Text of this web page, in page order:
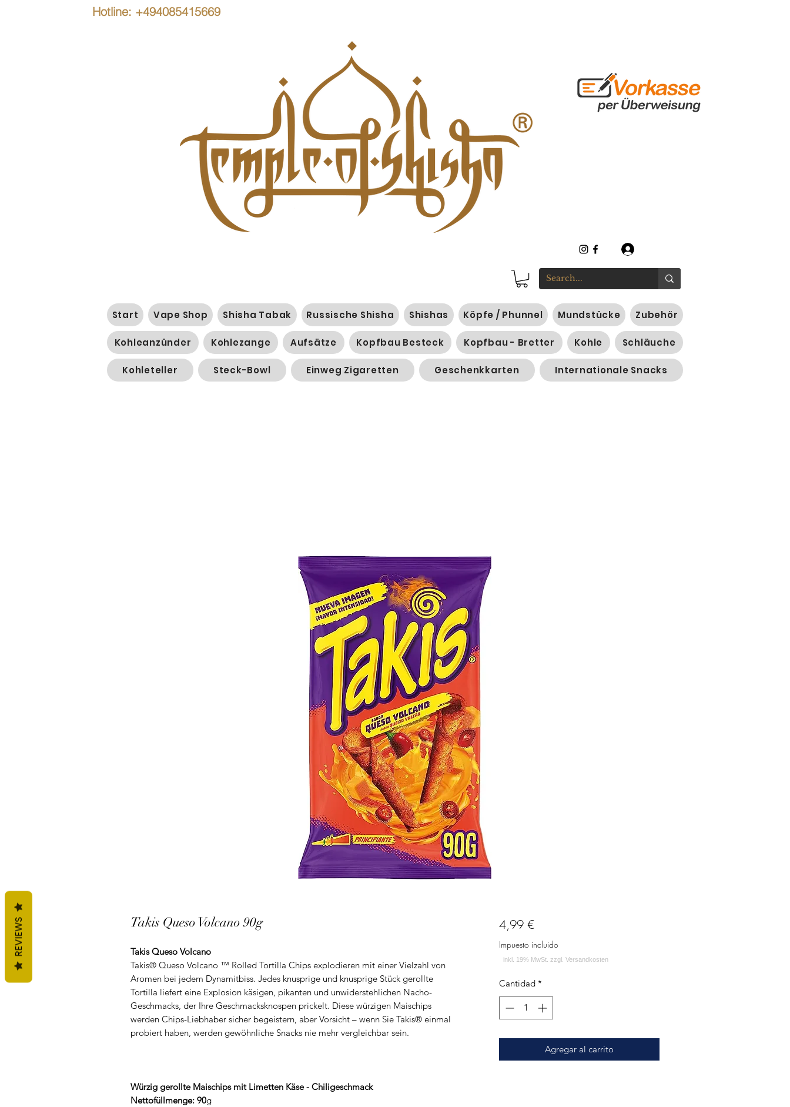
Hotline: +494085415669
Start Vape Shop Shisha Tabak Russische Shisha Shishas Köpfe / Phunnel Mundstücke Zubehör
Kohleanzünder Kohlezange Aufsätze Kopfbau Besteck Kopfbau - Bretter Kohle Schläuche
Kohleteller Steck-Bowl Einweg Zigaretten Geschenkkarten Internationale Snacks
Takis Queso Volcano 90g
Takis Queso Volcano
Takis® Queso Volcano ™ Rolled Tortilla Chips explodieren mit einer Vielzahl von
Aromen bei jedem Dynamitbiss. Jedes knusprige und knusprige Stück gerollte
Tortilla liefert eine Explosion käsigen, pikanten und unwiderstehlichen Nacho-
Geschmacks, der Ihre Geschmacksknospen prickelt. Diese würzigen Maischips
werden Chips-Liebhaber sicher begeistern, aber Vorsicht – wenn Sie Takis® einmal
probiert haben, werden gewöhnliche Snacks nie mehr vergleichbar sein.
Würzig gerollte Maischips mit Limetten Käse - Chiligeschmack
Nettofüllmenge: 90g
4,99 €Precio
Impuesto incluido
Cantidad *
Agregar al carrito
REVIEWS